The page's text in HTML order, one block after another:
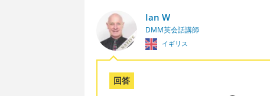
Ian W
DMM英会話講師
イギリス
回答